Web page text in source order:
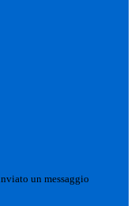
un messaggio